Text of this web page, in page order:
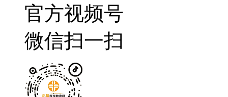
官方视频号
微信扫一扫